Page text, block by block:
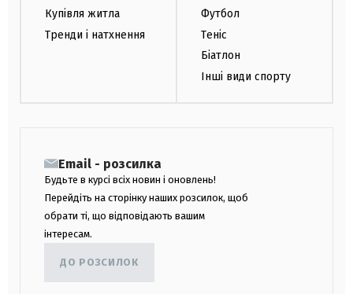
Купівля житла
Тренди і натхнення
Футбол
Теніс
Біатлон
Інші види спорту
Email - розсилка
Будьте в курсі всіх новин і оновлень!
Перейдіть на сторінку наших розсилок, щоб
обрати ті, що відповідають вашим
інтересам.
ДО РОЗСИЛОК